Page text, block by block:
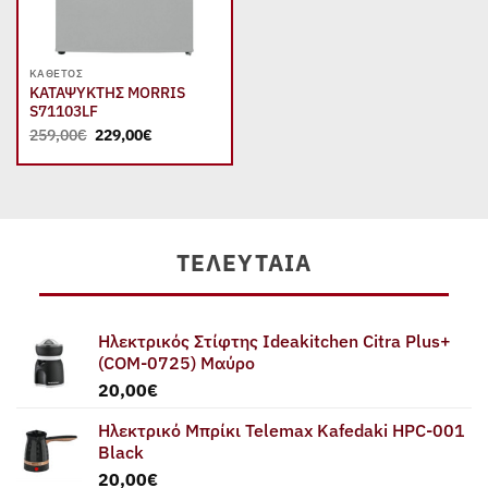
ΚΆΘΕΤΟΣ
ΚΑΤΑΨΥΚΤΗΣ MORRIS
S71103LF
259,00€ Original
price
was:
229,00€Η
τιμή
ΤΕΛΕΥΤΑΊΑ
Ηλεκτρικός Στίφτης Ideakitchen Citra Plus+
(COM-0725) Μαύρο
20,00€
Ηλεκτρικό Μπρίκι Telemax Kafedaki HPC-001
Black
20,00€